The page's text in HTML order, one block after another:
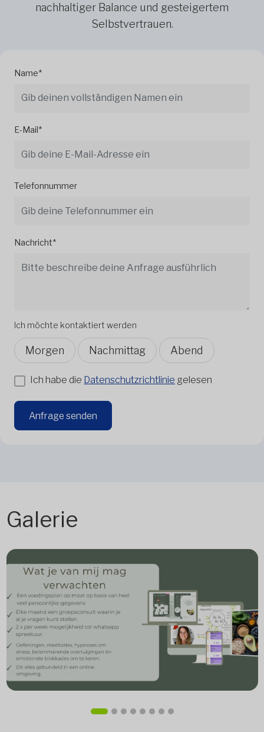
nachhaltiger Balance und gesteigertem
Selbstvertrauen.
Name*
E-Mail*
Telefonnummer
Nachricht*
Ich möchte kontaktiert werden
Morgen Nachmittag Abend
Ich habe die Datenschutzrichtlinie gelesen
Anfrage senden
Galerie